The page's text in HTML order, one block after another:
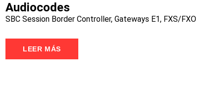
Audiocodes
SBC Session Border Controller, Gateways E1, FXS/FXO
LEER MÁS